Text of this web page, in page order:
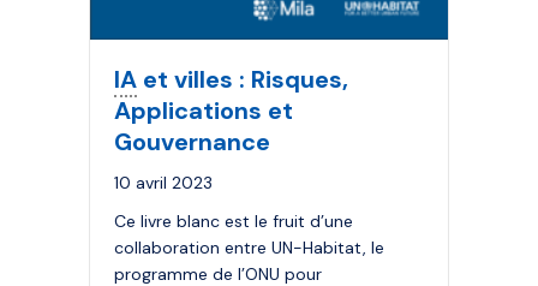
IA et villes : Risques,
Applications et
Gouvernance
10 avril 2023
Ce livre blanc est le fruit d’une
collaboration entre UN-Habitat, le
programme de l’ONU pour